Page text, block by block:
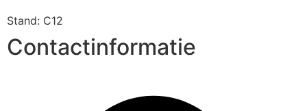
Stand: C12
Contactinformatie